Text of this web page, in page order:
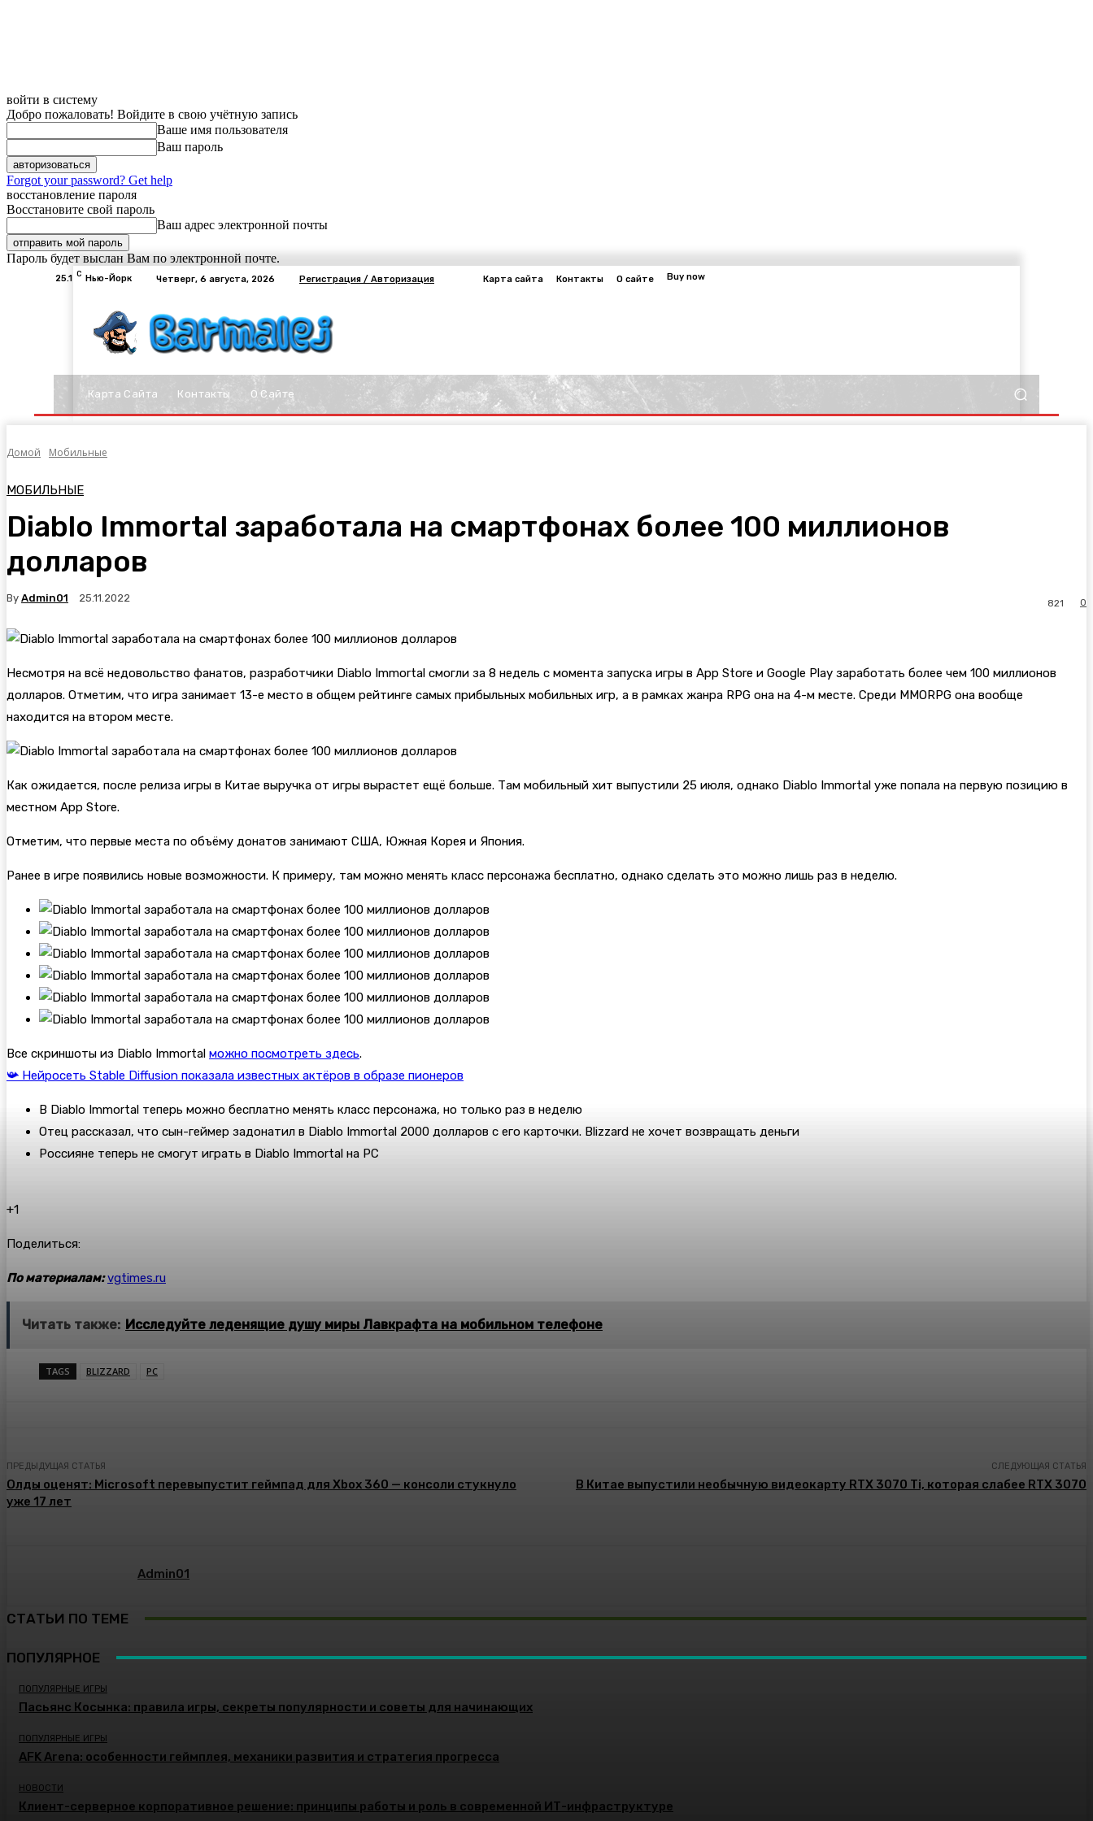
войти в систему
Добро пожаловать! Войдите в свою учётную запись
Ваше имя пользователя
Ваш пароль
Forgot your password? Get help
восстановление пароля
Восстановите свой пароль
Ваш адрес электронной почты
Пароль будет выслан Вам по электронной почте.
25.1 C Нью-Йорк Четверг, 6 августа, 2026 Регистрация / Авторизация Карта сайта Контакты О сайте Buy now
Карта Сайта Контакты О Сайте
Домой Мобильные
МОБИЛЬНЫЕ
Diablo Immortal заработала на смартфонах более 100 миллионов
долларов
By Admin01 25.11.2022 0
821
Несмотря на всё недовольство фанатов, разработчики Diablo Immortal смогли за 8 недель с момента запуска игры в App Store и Google Play заработать более чем 100 миллионов
долларов. Отметим, что игра занимает 13-е место в общем рейтинге самых прибыльных мобильных игр, а в рамках жанра RPG она на 4-м месте. Среди MMORPG она вообще
находится на втором месте.
Как ожидается, после релиза игры в Китае выручка от игры вырастет ещё больше. Там мобильный хит выпустили 25 июля, однако Diablo Immortal уже попала на первую позицию в
местном App Store.
Отметим, что первые места по объёму донатов занимают США, Южная Корея и Япония.
Ранее в игре появились новые возможности. К примеру, там можно менять класс персонажа бесплатно, однако сделать это можно лишь раз в неделю.
Все скриншоты из Diablo Immortal можно посмотреть здесь.
📯 Нейросеть Stable Diffusion показала известных актёров в образе пионеров
В Diablo Immortal теперь можно бесплатно менять класс персонажа, но только раз в неделю
Отец рассказал, что сын-геймер задонатил в Diablo Immortal 2000 долларов с его карточки. Blizzard не хочет возвращать деньги
Россияне теперь не смогут играть в Diablo Immortal на PC
+1
Поделиться:
По материалам: vgtimes.ru
Читать также: Исследуйте леденящие душу миры Лавкрафта на мобильном телефоне
TAGS BLIZZARD PC
ПРЕДЫДУЩАЯ СТАТЬЯ
Олды оценят: Microsoft перевыпустит геймпад для Xbox 360 — консоли стукнуло
уже 17 лет
СЛЕДУЮЩАЯ СТАТЬЯ
В Китае выпустили необычную видеокарту RTX 3070 Ti, которая слабее RTX 3070
Admin01
СТАТЬИ ПО ТЕМЕ
ПОПУЛЯРНОЕ
ПОПУЛЯРНЫЕ ИГРЫ
Пасьянс Косынка: правила игры, секреты популярности и советы для начинающих
ПОПУЛЯРНЫЕ ИГРЫ
AFK Arena: особенности геймплея, механики развития и стратегия прогресса
НОВОСТИ
Клиент-серверное корпоративное решение: принципы работы и роль в современной ИТ-инфраструктуре